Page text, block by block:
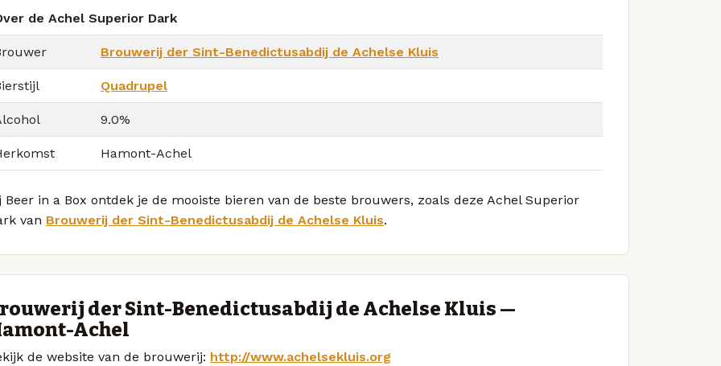
de Achel Superior Dark
Brouwerij der Sint-Benedictusabdij de Achelse Kluis
Quadrupel
9.0%
Hamont-Achel
Beer in a Box ontdek je de mooiste bieren van de beste brouwers, zoals deze Achel Superior
van Brouwerij der Sint-Benedictusabdij de Achelse Kluis.
der Sint-Benedictusabdij de Achelse Kluis —
Achel
de website van de brouwerij: http://www.achelsekluis.org